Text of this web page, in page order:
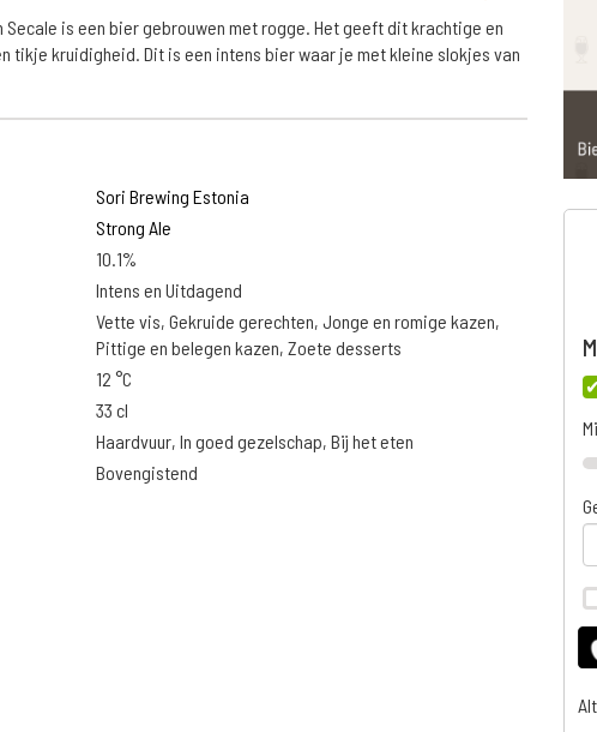
Secale is een bier gebrouwen met rogge. Het geeft dit krachtige en
tikje kruidigheid. Dit is een intens bier waar je met kleine slokjes van
Sori Brewing Estonia
Strong Ale
10.1%
Intens en Uitdagend
Vette vis, Gekruide gerechten, Jonge en romige kazen,
Pittige en belegen kazen, Zoete desserts
12 °C
33 cl
Haardvuur, In goed gezelschap, Bij het eten
Bovengistend